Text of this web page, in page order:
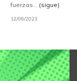
fuerzas... (sigue)
12/08/2023